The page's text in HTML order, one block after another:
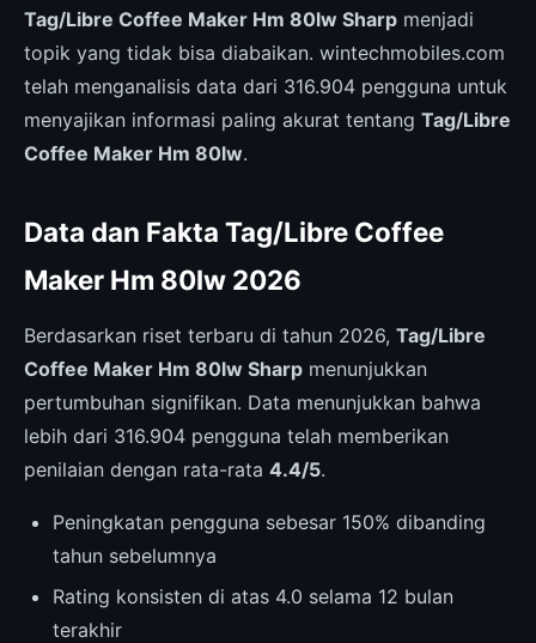
Tag/Libre Coffee Maker Hm 80lw Sharp menjadi
topik yang tidak bisa diabaikan. wintechmobiles.com
telah menganalisis data dari 316.904 pengguna untuk
menyajikan informasi paling akurat tentang Tag/Libre
Coffee Maker Hm 80lw.
Data dan Fakta Tag/Libre Coffee
Maker Hm 80lw 2026
Berdasarkan riset terbaru di tahun 2026, Tag/Libre
Coffee Maker Hm 80lw Sharp menunjukkan
pertumbuhan signifikan. Data menunjukkan bahwa
lebih dari 316.904 pengguna telah memberikan
penilaian dengan rata-rata 4.4/5.
Peningkatan pengguna sebesar 150% dibanding
tahun sebelumnya
Rating konsisten di atas 4.0 selama 12 bulan
terakhir